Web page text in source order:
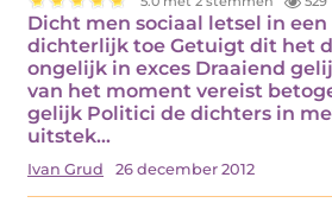
Dicht men sociaal letsel in
dichterlijk toe Getuigt dit het
ongelijk in exces Draaiend
van het moment vereist
gelijk Politici de dichters in
uitstek…
Ivan Grud 26 december 2012